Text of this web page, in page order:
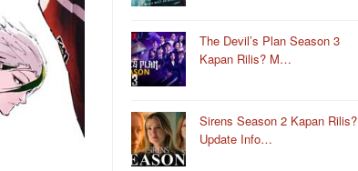
The Devil’s Plan Season 3
Kapan Rilis? M…
Sirens Season 2 Kapan Rilis?
Update Info…